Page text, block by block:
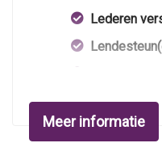
Lederen
Stuur leder
Meer informatie